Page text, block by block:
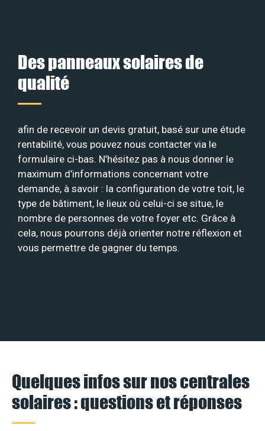
Des panneaux solaires de
qualité
afin de recevoir un devis gratuit, basé sur une étude
rentabilité, vous pouvez nous contacter via le
formulaire ci-bas. N’hésitez pas à nous donner le
maximum d’informations concernant votre
demande, à savoir : la configuration de votre toit, le
type de bâtiment, le lieux où celui-ci se situe, le
nombre de personnes de votre foyer etc. Grâce à
cela, nous pourrons déjà orienter notre réflexion et
vous permettre de gagner du temps.
Quelques infos sur nos centrales
solaires : questions et réponses